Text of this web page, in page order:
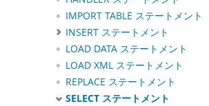
IMPORT TABLE ステートメント
INSERT ステートメント
LOAD DATA ステートメント
LOAD XML ステートメント
REPLACE ステートメント
SELECT ステートメント